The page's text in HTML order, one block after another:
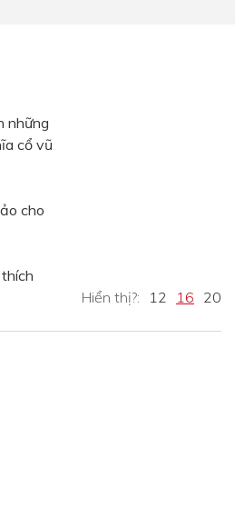
những
cổ vũ
cho
Hiển thị?: 12 16 20